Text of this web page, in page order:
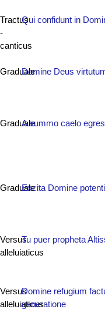
Tractus
-
canticus
Qui confidunt in
GradualeDomine Deus
GradualeA summo caelo
GradualeExcita Domine
Versus
alleluiaticus
Tu puer propheta
Versus
alleluiaticus
Domine refugium
generatione